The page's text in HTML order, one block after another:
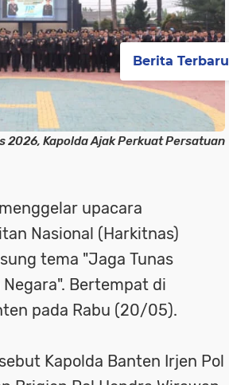
Kapolda Ajak Perkuat Persatuan
upacara
Nasional (Harkitnas)
tema "Jaga Tunas
Bertempat di
pada Rabu (20/05).
Kapolda Banten Irjen Pol
Berita Terbaru